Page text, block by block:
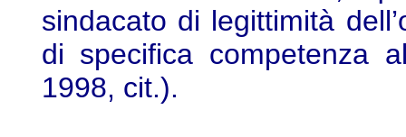
sindacato di legittimità
di specifica competenza
1998, cit.).